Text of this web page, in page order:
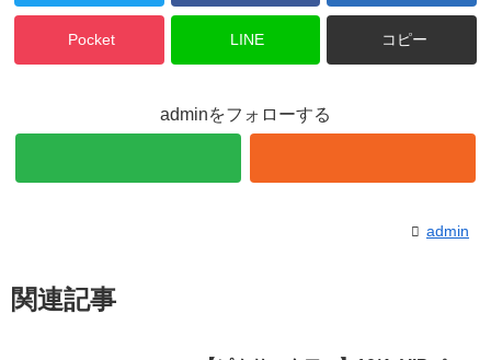
Pocket LINE コピー
adminをフォローする
admin
関連記事